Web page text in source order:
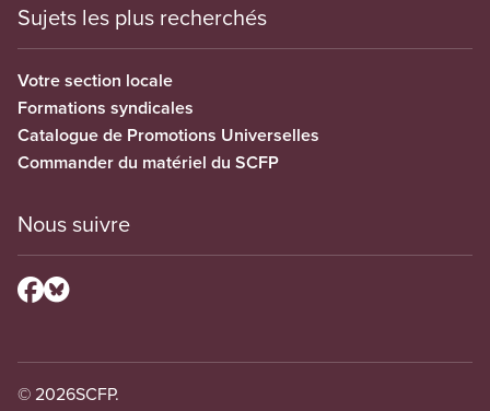
Sujets les plus recherchés
Votre section locale
Formations syndicales
Catalogue de Promotions Universelles
Commander du matériel du SCFP
Nous suivre
© 2026SCFP.